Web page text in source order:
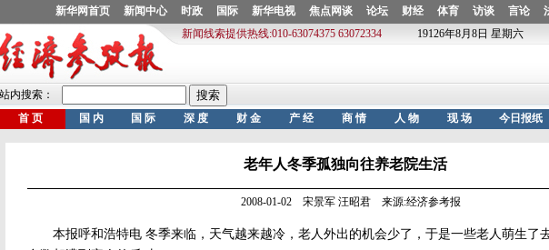
老年人冬季孤独向往养老院生活
2008-01-02 宋景军 汪昭君 来源:经济参考报
本报呼和浩特电 冬季来临，天气越来越冷，老人外出的机会少了，于是一些老人萌生了